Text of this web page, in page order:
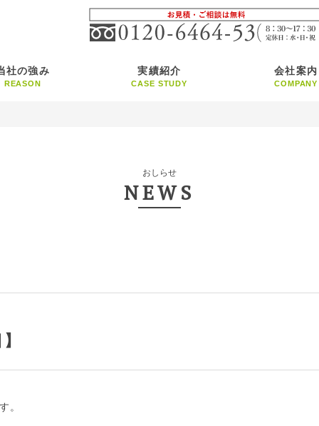
社の強み
REASON
実績紹介
CASE STUDY
会社案内
COMPANY
おしらせ
NEWS
。